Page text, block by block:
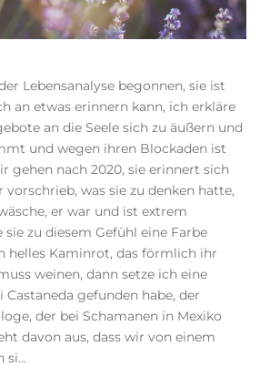
Lebensanalyse begonnen, sie ist
an etwas erinnern kann, ich erkläre
an die Seele sich zu äußern und
und wegen ihren Blockaden ist
gehen nach 2020, sie erinnert sich
vorschrieb, was sie zu denken hatte,
er war und ist extrem
zu diesem Gefühl eine Farbe
helles Kaminrot, das förmlich ihr
weinen, dann setze ich eine
Castaneda gefunden habe, der
der bei Schamanen in Mexiko
davon aus, dass wir von einem
si…